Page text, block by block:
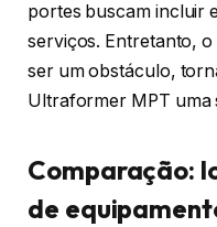
portes buscam incluir
serviços. Entretanto,
ser um obstáculo,
Ultraformer MPT uma
Comparação:
de